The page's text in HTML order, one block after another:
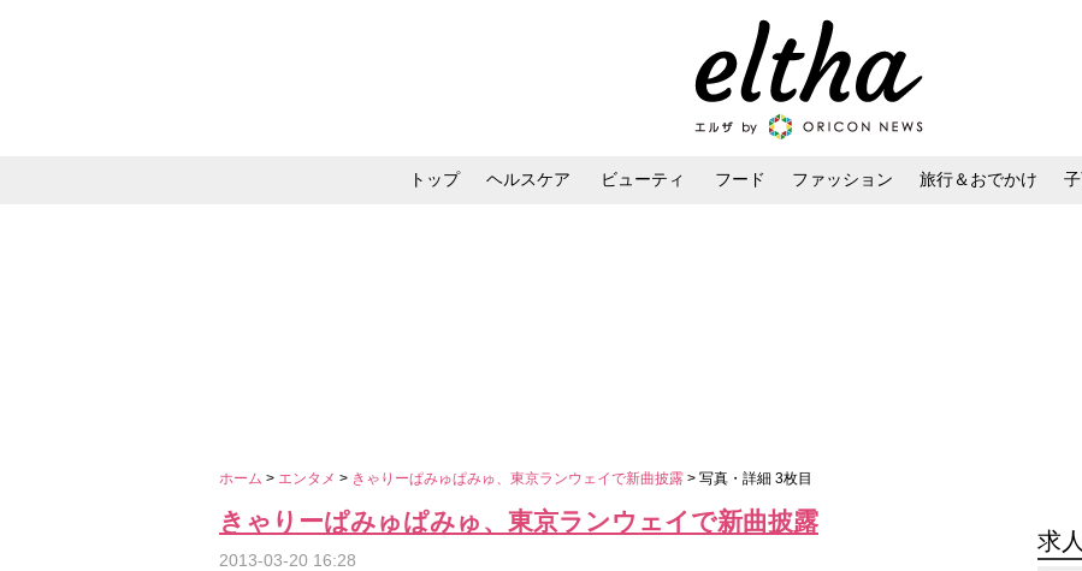
トップ ヘルスケア ビューティ フード ファッション 旅行＆おでかけ
ホーム > エンタメ > きゃりーぱみゅぱみゅ、東京ランウェイで新曲披露 > 写真・詳細 3枚目
きゃりーぱみゅぱみゅ、東京ランウェイで新曲披露
2013-03-20 16:28
求